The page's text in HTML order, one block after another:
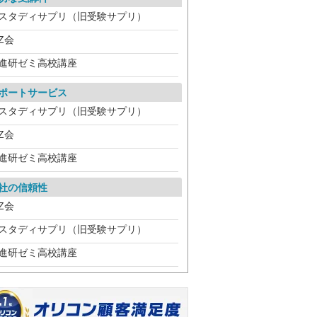
タディサプリ（旧受験サプリ）
会
研ゼミ高校講座
ートサービス
タディサプリ（旧受験サプリ）
会
研ゼミ高校講座
の信頼性
会
タディサプリ（旧受験サプリ）
研ゼミ高校講座